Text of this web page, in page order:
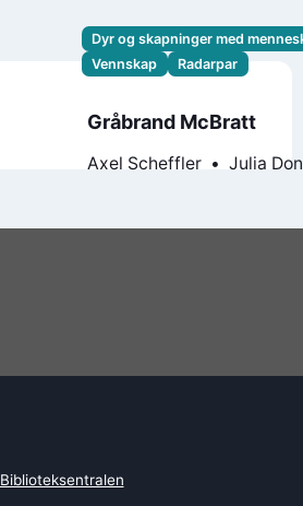
Dyr og skapninger med
Vennskap
Radarpar
Gråbrand McBratt
Axel Scheffler Julia
Biblioteksentralen